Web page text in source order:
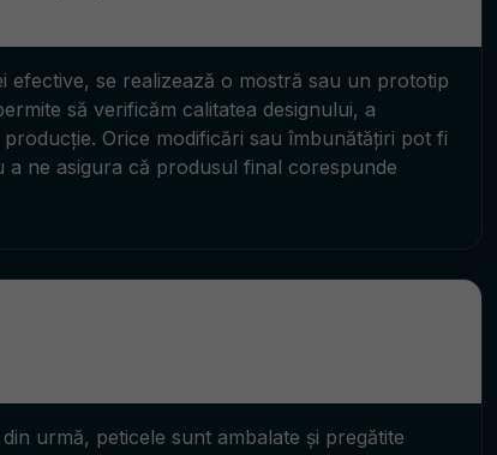
efective, se realizează o mostră sau un prototip
să verificăm calitatea designului, a
Orice modificări sau îmbunătățiri pot fi
ne asigura că produsul final corespunde
urmă, peticele sunt ambalate și pregătite